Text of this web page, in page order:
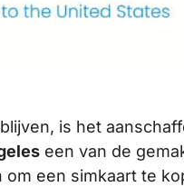
is het
een van de
een simkaart te